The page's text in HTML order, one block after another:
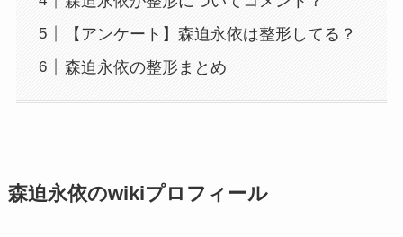
【アンケート】森迫永依は整形してる？
森迫永依の整形まとめ
森迫永依のwikiプロフィール